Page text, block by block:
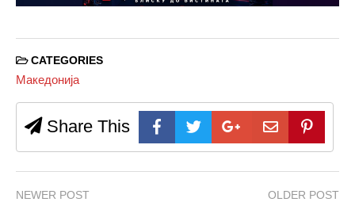
CATEGORIES
Македонија
Share This
NEWER POST OLDER POST